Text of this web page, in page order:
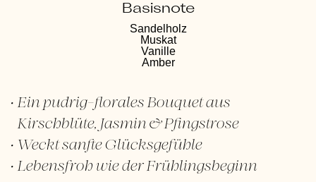
Basisnote
Sandelholz
Muskat
Vanille
Amber
Ein pudrig-florales Bouquet aus
Kirschblüte, Jasmin & Pfingstrose
Weckt sanfte Glücksgefühle
Lebensfroh wie der Frühlingsbeginn